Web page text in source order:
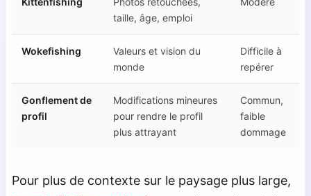
taille, âge, emploi
Wokefishing
Valeurs et vision du
monde
Difficile à
repérer
Gonflement de
profil
Modifications mineures
pour rendre le profil
plus attrayant
Commun,
faible
dommage
Pour plus de contexte sur le paysage plus large,